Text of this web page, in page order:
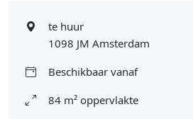
te huur
1098 JM Amsterdam
Beschikbaar vanaf
84 m² oppervlakte